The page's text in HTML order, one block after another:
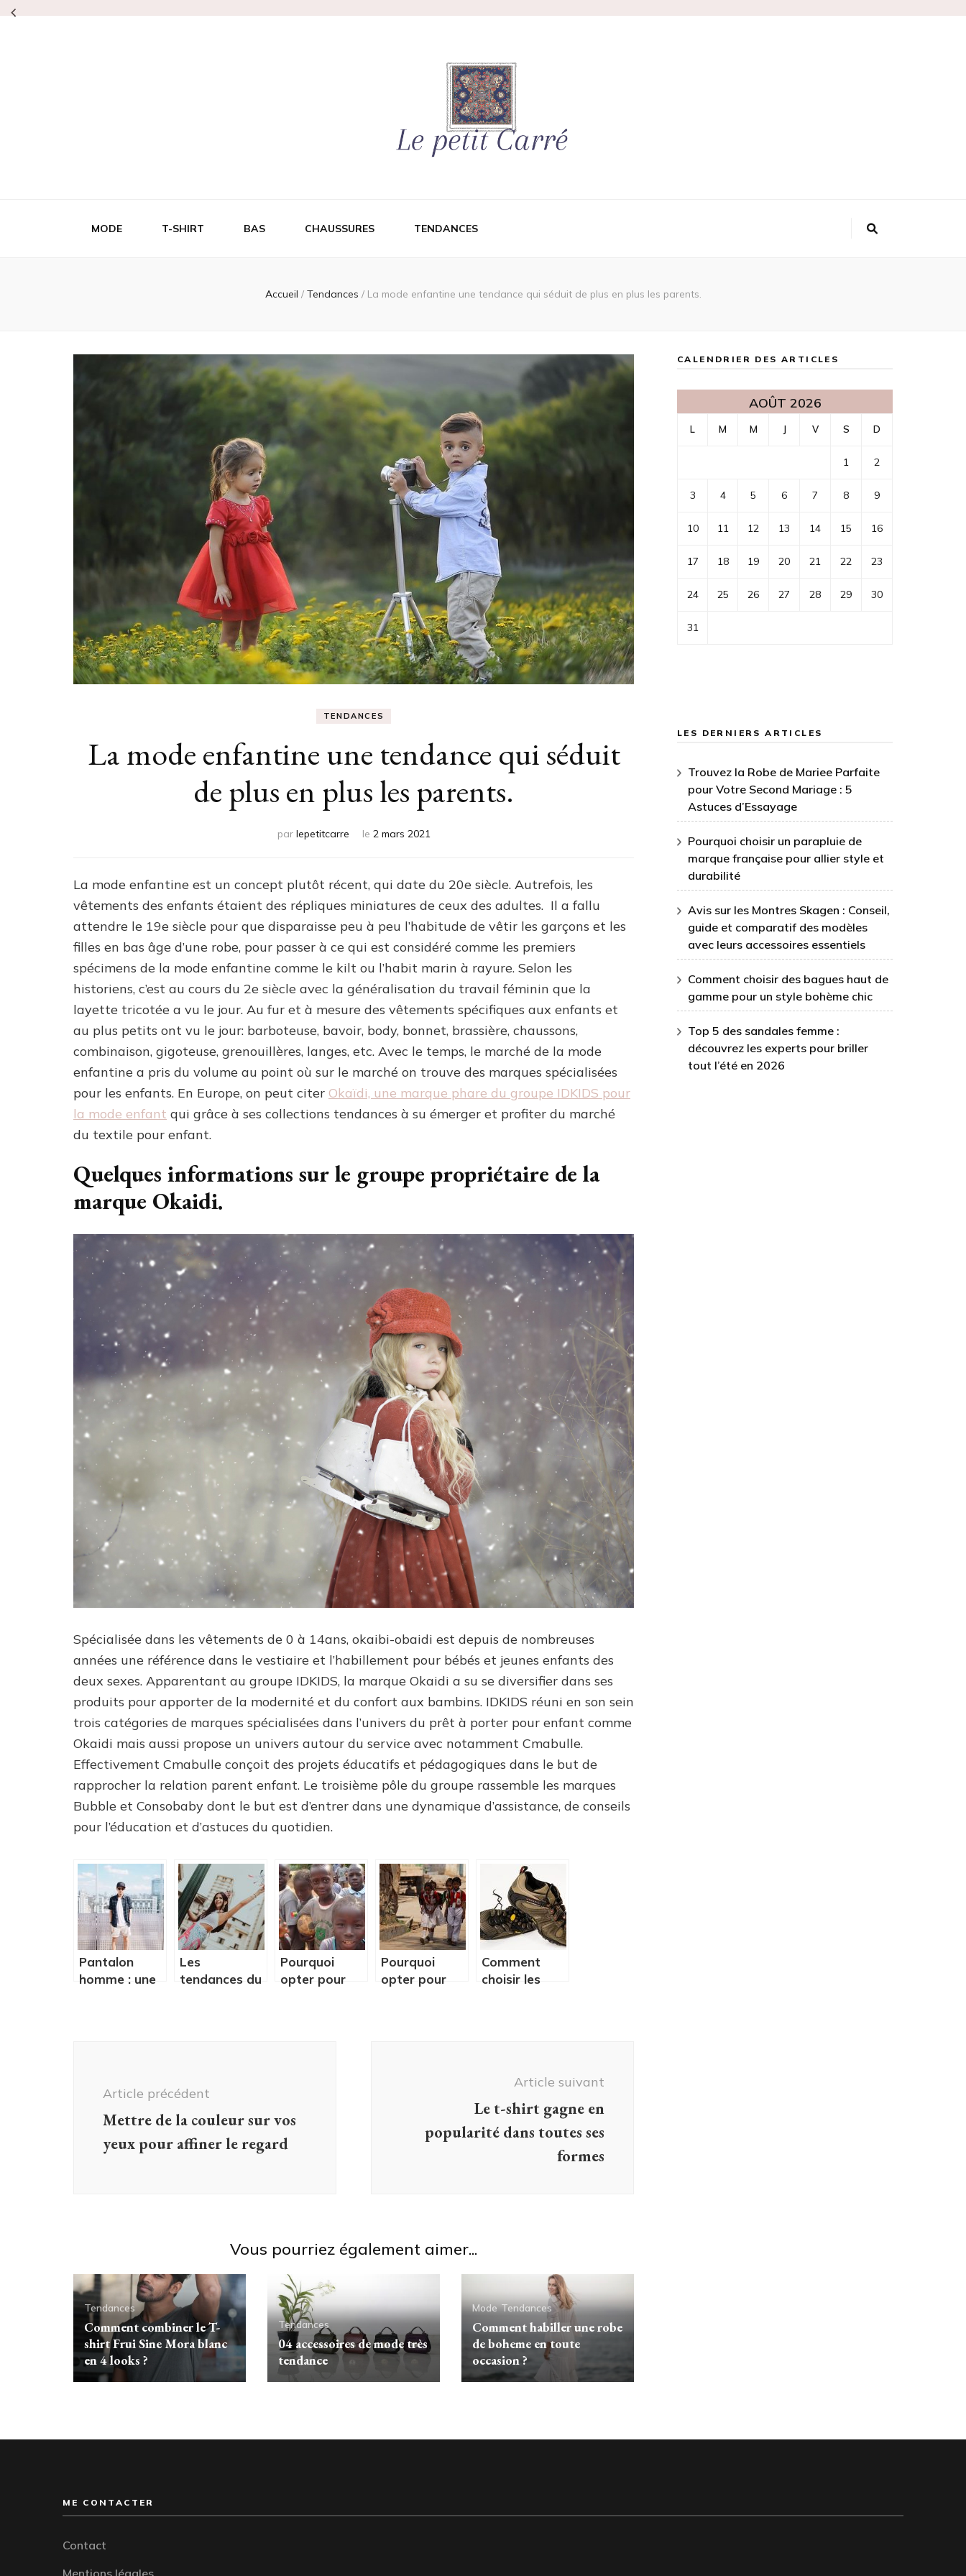
MODE T-SHIRT BAS CHAUSSURES TENDANCES
Accueil / Tendances / La mode enfantine une tendance qui séduit de plus en plus les parents.
TENDANCES
La mode enfantine une tendance qui séduit
de plus en plus les parents.
par lepetitcarre le 2 mars 2021
La mode enfantine est un concept plutôt récent, qui date du 20e siècle. Autrefois, les
vêtements des enfants étaient des répliques miniatures de ceux des adultes. Il a fallu
attendre le 19e siècle pour que disparaisse peu à peu l’habitude de vêtir les garçons et les
filles en bas âge d’une robe, pour passer à ce qui est considéré comme les premiers
spécimens de la mode enfantine comme le kilt ou l’habit marin à rayure. Selon les
historiens, c’est au cours du 2e siècle avec la généralisation du travail féminin que la
layette tricotée a vu le jour. Au fur et à mesure des vêtements spécifiques aux enfants et
au plus petits ont vu le jour: barboteuse, bavoir, body, bonnet, brassière, chaussons,
combinaison, gigoteuse, grenouillères, langes, etc. Avec le temps, le marché de la mode
enfantine a pris du volume au point où sur le marché on trouve des marques spécialisées
pour les enfants. En Europe, on peut citer Okaïdi, une marque phare du groupe IDKIDS pour
la mode enfant qui grâce à ses collections tendances à su émerger et profiter du marché
du textile pour enfant.
Quelques informations sur le groupe propriétaire de la
marque Okaidi.
Spécialisée dans les vêtements de 0 à 14ans, okaibi-obaidi est depuis de nombreuses
années une référence dans le vestiaire et l’habillement pour bébés et jeunes enfants des
deux sexes. Apparentant au groupe IDKIDS, la marque Okaidi a su se diversifier dans ses
produits pour apporter de la modernité et du confort aux bambins. IDKIDS réuni en son sein
trois catégories de marques spécialisées dans l’univers du prêt à porter pour enfant comme
Okaidi mais aussi propose un univers autour du service avec notamment Cmabulle.
Effectivement Cmabulle conçoit des projets éducatifs et pédagogiques dans le but de
rapprocher la relation parent enfant. Le troisième pôle du groupe rassemble les marques
Bubble et Consobaby dont le but est d’entrer dans une dynamique d’assistance, de conseils
pour l’éducation et d’astuces du quotidien.
Pantalon
homme : une
Les
tendances du
Pourquoi
opter pour
Pourquoi
opter pour
Comment
choisir les
activité
professionnelle
?
Article précédent
Mettre de la couleur sur vos
yeux pour affiner le regard
Article suivant
Le t-shirt gagne en
popularité dans toutes ses
formes
Vous pourriez également aimer...
Tendances
Comment combiner le T-
shirt Frui Sine Mora blanc
en 4 looks ?
Tendances
04 accessoires de mode très
tendance
Mode Tendances
Comment habiller une robe
de boheme en toute
occasion ?
CALENDRIER DES ARTICLES
AOÛT 2026
L M M J V S D
1 2
3 4 5 6 7 8 9
10 11 12 13 14 15 16
17 18 19 20 21 22 23
24 25 26 27 28 29 30
31
LES DERNIERS ARTICLES
Trouvez la Robe de Mariee Parfaite
pour Votre Second Mariage : 5
Astuces d’Essayage
Pourquoi choisir un parapluie de
marque française pour allier style et
durabilité
Avis sur les Montres Skagen : Conseil,
guide et comparatif des modèles
avec leurs accessoires essentiels
Comment choisir des bagues haut de
gamme pour un style bohème chic
Top 5 des sandales femme :
découvrez les experts pour briller
tout l’été en 2026
ME CONTACTER
Contact